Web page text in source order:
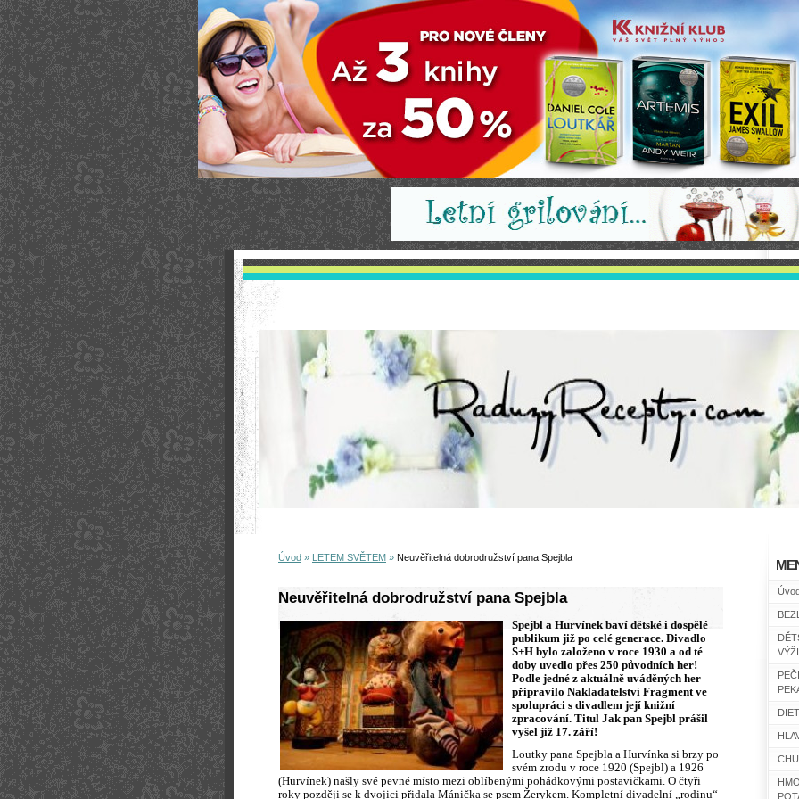
Úvod » LETEM SVĚTEM » Neuvěřitelná dobrodružství pana Spejbla
Neuvěřitelná dobrodružství pana Spejbla
Spejbl a Hurvínek baví dětské i dospělé
publikum již po celé generace. Divadlo
S+H bylo založeno v roce 1930 a od té
doby uvedlo přes 250 původních her!
Podle jedné z aktuálně uváděných her
připravilo Nakladatelství Fragment ve
spolupráci s divadlem její knižní
zpracování. Titul Jak pan Spejbl prášil
vyšel již 17. září!
Loutky pana Spejbla a Hurvínka si brzy po
svém zrodu v roce 1920 (Spejbl) a 1926
(Hurvínek) našly své pevné místo mezi oblíbenými pohádkovými postavičkami. O čtyři
roky později se k dvojici přidala Mánička se psem Žerykem. Kompletní divadelní „rodinu“